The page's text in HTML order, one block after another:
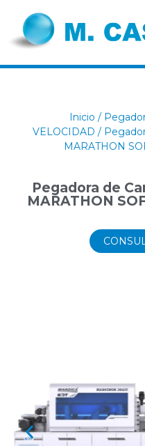
Inicio /
VELOCIDAD /
MARATHON
Pegadora de
MARATHON